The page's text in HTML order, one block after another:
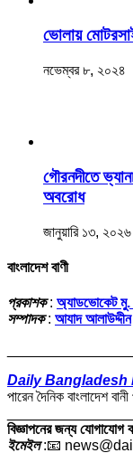
ভোলায়
নভেম্বর ৮, ২০২৪
‎‎গৌরনদীতে
অবরোধ
জানুয়ারি ১৩, ২০২৬
বাংলাদেশ বাণী
প্রকাশক: অ্যাডভোকেট
সম্পাদক: আযাদ আলাউদ্দীন
Daily Bangladesh
পারেন দৈনিক বাংলাদেশ
বিজ্ঞাপনের জন্য যোগাযোগ
ইমেইল:📧